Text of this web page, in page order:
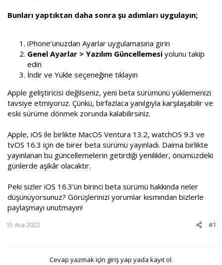
Bunları yaptıktan daha sonra şu adımları uygulayın;
iPhone’unuzdan Ayarlar uygulamasına girin
Genel Ayarlar > Yazılım Güncellemesi yolunu takip
edin
İndir ve Yükle seçeneğine tıklayın
Apple geliştiricisi değilseniz, yeni beta sürümünü yüklemenizi
tavsiye etmiyoruz. Çünkü, birfazlaca yanılgıyla karşılaşabilir ve
eski sürüme dönmek zorunda kalabilirsiniz.
Apple, iOS ile birlikte MacOS Ventura 13.2, watchOS 9.3 ve
tvOS 16.3 için de birer beta sürümü yayınladı. Daima birlikte
yayınlanan bu güncellemelerin getirdiği yenilikler, önümüzdeki
günlerde aşikâr olacaktır.
Peki sizler iOS 16.3’ün birinci beta sürümü hakkında neler
düşünüyorsunuz? Görüşlerinizi yorumlar kısmından bizlerle
paylaşmayı unutmayın!
#1
15 Ara 2022
Cevap yazmak için giriş yap yada kayıt ol.